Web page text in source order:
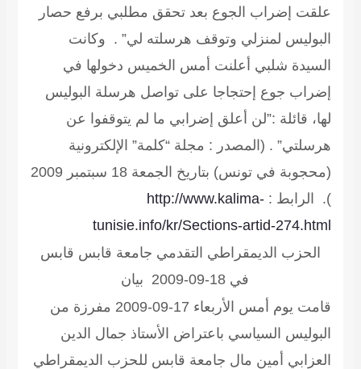
علقت إضراب الجوع بعد تحقق مطلبي برفع حصار
البوليس لمنزلي وتوقف هرسلته لي” . وكانت
السيدة شلبي أعلنت أمس الخميس دخولها في
إضراب جوع إحتجاجا على تواصل هرسلة البوليس
لها، قائلة :”لن أعلق إضرابي ما لم يتوقفوا عن
هرسلتي” . (المصدر : مجلة “كلمة” الإلكترونية
(محجوبة في تونس) بتاريخ الجمعة 18 سبتمبر 2009
). الرابط : http://www.kalima-
tunisie.info/kr/Sections-artid-274.html
الحزب الديمقراطي التقدمي جامعة قابس قابس
في 18-09-2009
بيان
قامت يوم أمس الأربعاء 17-09-2009 مفرزة من
البوليس السياسي باعتراض الأستاذ جمال الدين
العزابي أمين مال جامعة قابس للحزب الديمقراطي